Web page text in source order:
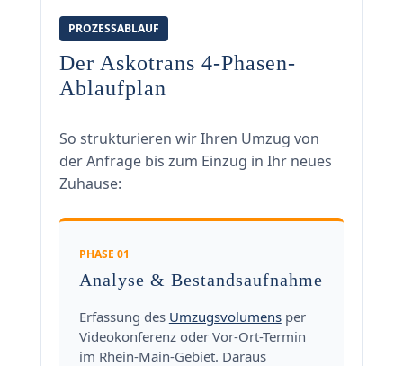
PROZESSABLAUF
Der Askotrans 4-Phasen-
Ablaufplan
So strukturieren wir Ihren Umzug von
der Anfrage bis zum Einzug in Ihr neues
Zuhause:
PHASE 01
Analyse & Bestandsaufnahme
Erfassung des Umzugsvolumensper
Videokonferenz oder Vor-Ort-Termin
im Rhein-Main-Gebiet. Daraus